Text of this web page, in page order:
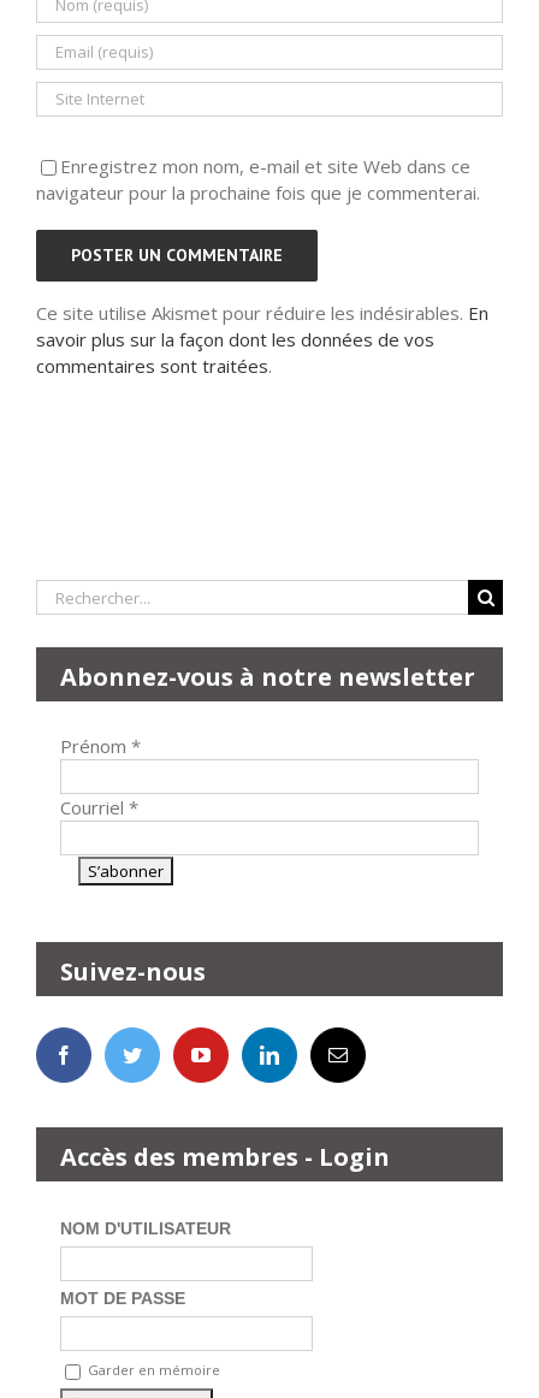
Enregistrez mon nom, e-mail et site Web dans ce
navigateur pour la prochaine fois que je commenterai.
Ce site utilise Akismet pour réduire les indésirables. En
savoir plus sur la façon dont les données de vos
commentaires sont traitées.
Rechercher:
Abonnez-vous à notre newsletter
Prénom *
Courriel *
Suivez-nous
Accès des membres - Login
NOM D'UTILISATEUR
MOT DE PASSE
Garder en mémoire